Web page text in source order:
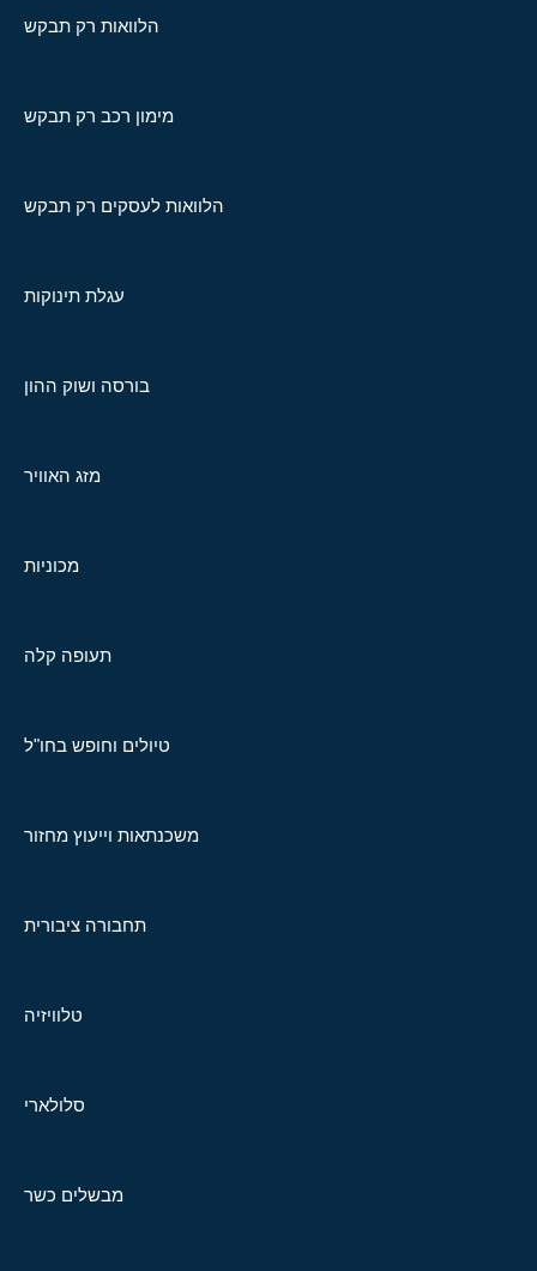
הלוואות רק תבקש
מימון רכב רק תבקש
הלוואות לעסקים רק תבקש
עגלת תינוקות
בורסה ושוק ההון
מזג האוויר
מכוניות
תעופה קלה
טיולים וחופש בחו"ל
משכנתאות וייעוץ מחזור
תחבורה ציבורית
טלוויזיה
סלולארי
מבשלים כשר